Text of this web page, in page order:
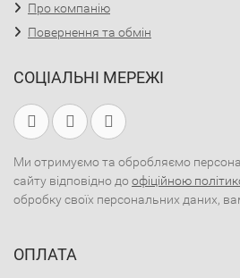
Про компанію
Повернення та обмін
СОЦІАЛЬНІ МЕРЕЖІ
Ми отримуємо та обробляємо
сайту відповідно до офіційною
обробку своїх персональних даних,
ОПЛАТА